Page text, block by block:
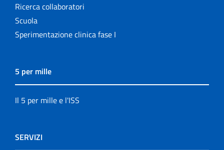
Ricerca collaboratori
Scuola
Sperimentazione clinica fase I
5 per mille
Il 5 per mille e l'ISS
SERVIZI